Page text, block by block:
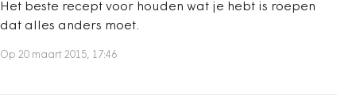
Het beste recept voor houden wat je hebt is roepen
dat alles anders moet.
Op 20 maart 2015, 17:46